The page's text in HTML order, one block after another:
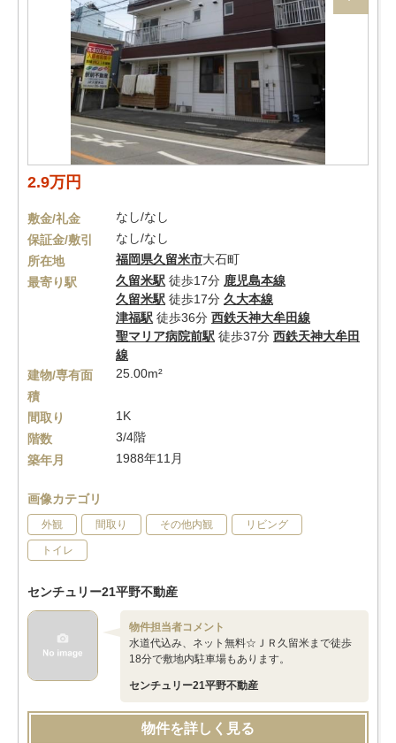
2.9万円
敷金/礼金
なし/なし
保証金/敷引
なし/なし
所在地
福岡県久留米市大石町
最寄り駅
久留米駅 徒歩17分 鹿児島本線
久留米駅 徒歩17分 久大本線
津福駅 徒歩36分 西鉄天神大牟田線
聖マリア病院前駅 徒歩37分 西鉄天神大牟田
線
建物/専有面
積
25.00m²
間取り
1K
階数
3/4階
築年月
1988年11月
画像カテゴリ
外観 間取り その他内観 リビング
トイレ
センチュリー21平野不動産
物件担当者コメント
水道代込み、ネット無料☆ＪＲ久留米まで徒歩
18分で敷地内駐車場もあります。
センチュリー21平野不動産
物件を詳しく見る